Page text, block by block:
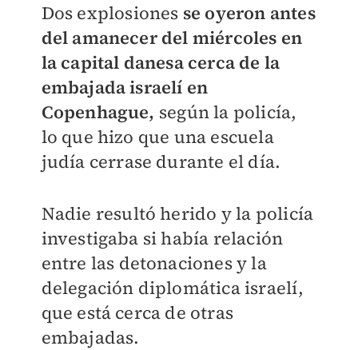
Dos explosiones se oyeron antes
del amanecer del miércoles en
la capital danesa cerca de la
embajada israelí en
Copenhague, según la policía,
lo que hizo que una escuela
judía cerrase durante el día.
Nadie resultó herido y la policía
investigaba si había relación
entre las detonaciones y la
delegación diplomática israelí,
que está cerca de otras
embajadas.